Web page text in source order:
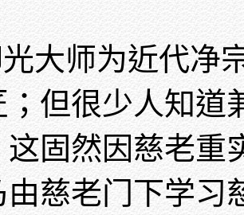
大师为近代净
；但很少人知道
这固然因慈老重
由慈老门下学习